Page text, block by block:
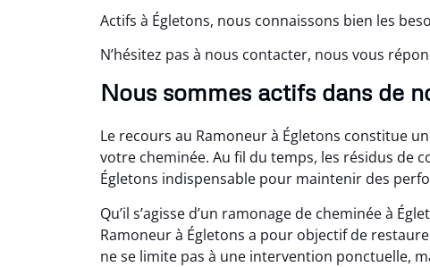
Actifs à Égletons, nous connaissons bien les
N’hésitez pas à nous contacter, nous vous
Nous sommes actifs dans de
Le recours au Ramoneur à Égletons constitue
votre cheminée. Au fil du temps, les résidus de
Égletons indispensable pour maintenir des
Qu’il s’agisse d’un ramonage de cheminée à
Ramoneur à Égletons a pour objectif de
ne se limite pas à une intervention ponctuelle,